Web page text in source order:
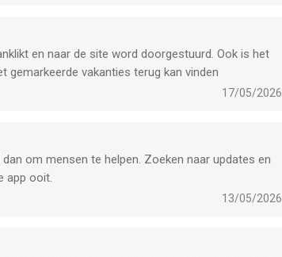
en naar de site word doorgestuurd. Ook is het
vakanties terug kan vinden
17/05/2026
om mensen te helpen. Zoeken naar updates en
app ooit.
13/05/2026